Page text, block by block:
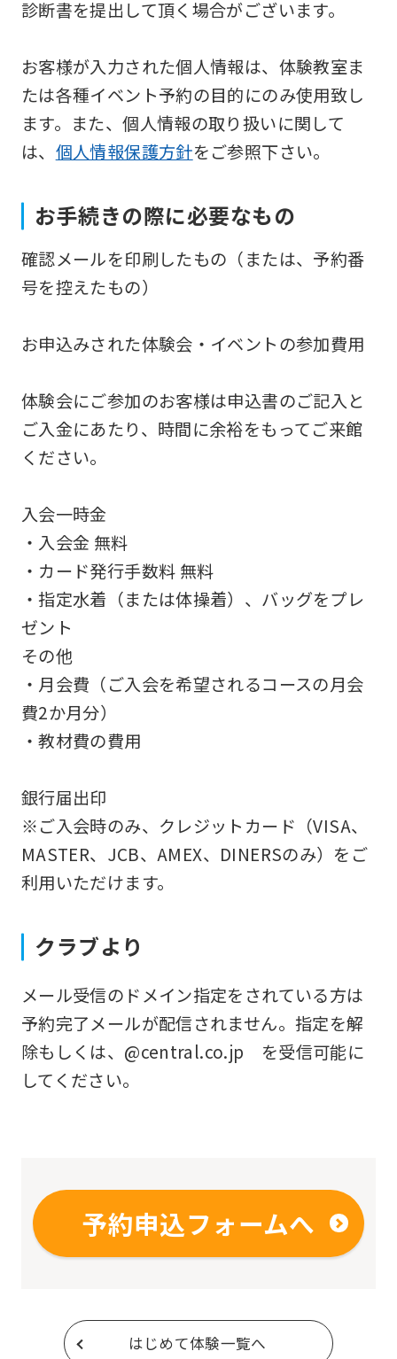
診断書を提出して頂く場合がございます。
お客様が入力された個人情報は、体験教室ま
たは各種イベント予約の目的にのみ使用致し
ます。また、個人情報の取り扱いに関して
は、 個人情報保護方針をご参照下さい。
お手続きの際に必要なもの
確認メールを印刷したもの（または、予約番
号を控えたもの）
お申込みされた体験会・イベントの参加費用
体験会にご参加のお客様は申込書のご記入と
ご入金にあたり、時間に余裕をもってご来館
ください。
入会一時金
・入会金 無料
・カード発行手数料 無料
・指定水着（または体操着）、バッグをプレ
ゼント
その他
・月会費（ご入会を希望されるコースの月会
費2か月分）
・教材費の費用
銀行届出印
※ご入会時のみ、クレジットカード（VISA、
MASTER、JCB、AMEX、DINERSのみ）をご
利用いただけます。
クラブより
メール受信のドメイン指定をされている方は
予約完了メールが配信されません。指定を解
除もしくは、@central.co.jp を受信可能に
してください。
予約申込フォームへ
はじめて体験一覧へ
the
version
of
this
website
be
mechanically,
may
be
an
may
differ
original
you
fully
the
service.